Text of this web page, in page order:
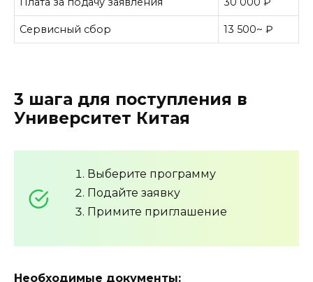
Сервисный сбор 13 500~ ₽
3 шага для поступления в
Университет Китая
Выберите программу
Подайте заявку
Примите приглашение
Необходимые документы: